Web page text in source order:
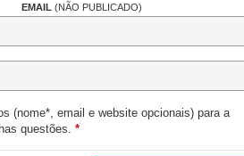
EMAIL(NÃO PUBLICADO)
(nome*, email e website opcionais) para a
questões. *